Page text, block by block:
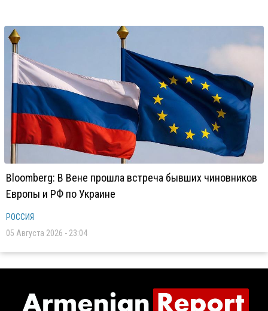
Bloomberg: В Вене прошла встреча бывших чиновников
Европы и РФ по Украине
РОССИЯ
05 Августа 2026 - 23:04